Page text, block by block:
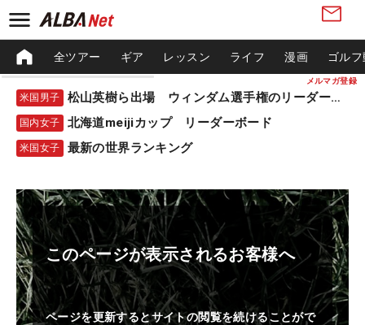
メルマガ登録
全ツアー ギア レッスン ライフ 漫画 ゴル
米国男子 松山英樹ら出場 ウィンダム選手権のリーダーボード
国内女子 北海道meijiカップ リーダーボード
米国女子 最新の世界ランキング
このページが表示されるお客様へ
ページを更新するとサイトの閲覧を続けることがで